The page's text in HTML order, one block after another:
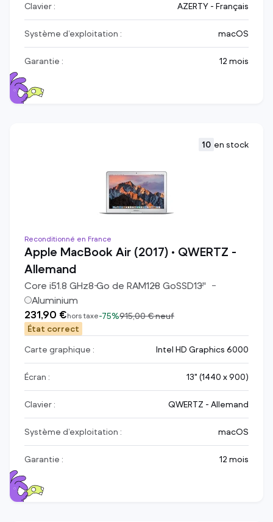
Clavier : AZERTY - Français
Système d’exploitation : macOS
Garantie : 12 mois
10 en stock
Reconditionné en France
Apple MacBook Air (2017) • QWERTZ -
Allemand
Core i51.8 GHz8Go de RAM128 GoSSD13"
Aluminium
231,90 €hors taxe-75%915,00 €neuf
État correct
Carte graphique :
Intel HD Graphics 6000
Écran : 13" (1440 x 900)
Clavier : QWERTZ - Allemand
Système d’exploitation : macOS
Garantie : 12 mois